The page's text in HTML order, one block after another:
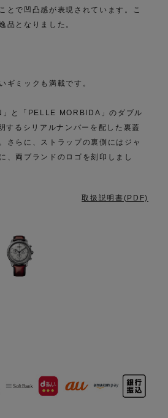
とで凹凸感が表現されています。こ
品となりました。
ギミックも満載です。
と「PELLE MORBIDA」のダブル
するシリアルナンバーを配した裏蓋
さらに、ストラップの裏側にはジャ
、両ブランドのロゴを刻印しまし
取扱説明書(PDF)